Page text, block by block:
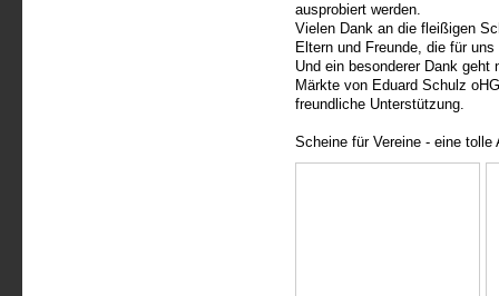
ausprobiert werden.
Vielen Dank an die fleißigen
Eltern und Freunde, die für
Und ein besonderer Dank geht
Märkte von Eduard Schulz
freundliche Unterstützung.
Scheine für Vereine - eine tolle